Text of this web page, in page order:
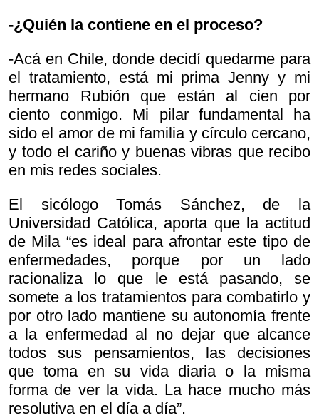
-¿Quién la contiene en el proceso?
-Acá en Chile, donde decidí quedarme para
el tratamiento, está mi prima Jenny y mi
hermano Rubión que están al cien por
ciento conmigo. Mi pilar fundamental ha
sido el amor de mi familia y círculo cercano,
y todo el cariño y buenas vibras que recibo
en mis redes sociales.
El sicólogo Tomás Sánchez, de la
Universidad Católica, aporta que la actitud
de Mila “es ideal para afrontar este tipo de
enfermedades, porque por un lado
racionaliza lo que le está pasando, se
somete a los tratamientos para combatirlo y
por otro lado mantiene su autonomía frente
a la enfermedad al no dejar que alcance
todos sus pensamientos, las decisiones
que toma en su vida diaria o la misma
forma de ver la vida. La hace mucho más
resolutiva en el día a día”.